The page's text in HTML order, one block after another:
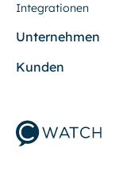
Integrationen
Unternehmen
Kunden